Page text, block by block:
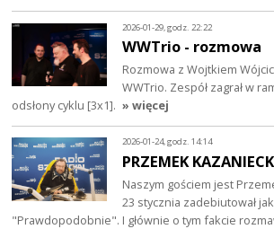
2026-01-29, godz. 22:22
WWTrio - rozmowa
Rozmowa z Wojtkiem
WWTrio. Zespół zagrał w
odsłony cyklu [3x1]. » więcej
2026-01-24, godz. 14:14
PRZEMEK
Naszym gościem jest
23 stycznia zadebiutował
"Prawdopodobnie". I głównie o tym fakcie